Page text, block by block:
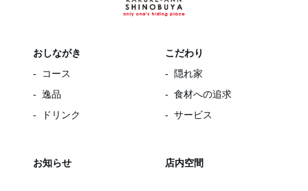
おしながき
コース
逸品
ドリンク
こだわり
隠れ家
食材への追求
サービス
お知らせ 店内空間